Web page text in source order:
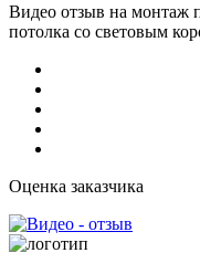
Видео отзыв на монтаж
потолка со световым
Оценка заказчика